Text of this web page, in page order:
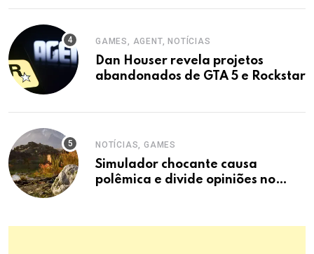
GAMES, AGENT, NOTÍCIAS
Dan Houser revela projetos
abandonados de GTA 5 e Rockstar
NOTÍCIAS, GAMES
Simulador chocante causa
polêmica e divide opiniões no